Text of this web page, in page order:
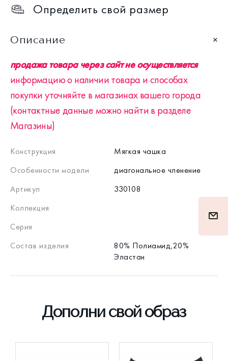
Определить свой размер
Описание
продажа товара через сайт не осуществляется
информацию о наличии товара и способах
покупки уточняйте в магазинах вашего города
(контактные данные можно найти в разделе
Магазины)
Конструкция
Мягкая чашка
Особенности модели
диагональное членение
Артикул
330108
Коллекция
Серия
Состав изделия
80% Полиамид,20%
Эластан
Дополни свой образ